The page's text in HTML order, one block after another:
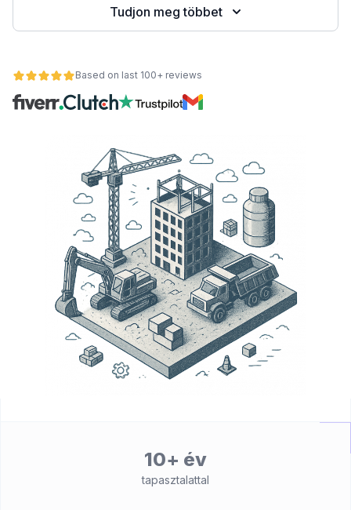
Tudjon meg többet
Based on last 100+ reviews
10+ év
tapasztalattal